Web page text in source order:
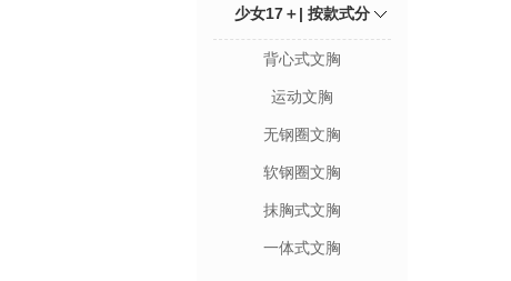
少女17＋| 按款式分
背心式文胸
运动文胸
无钢圈文胸
软钢圈文胸
抹胸式文胸
一体式文胸